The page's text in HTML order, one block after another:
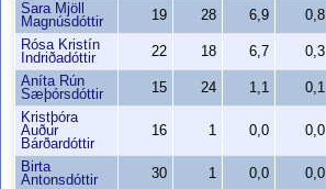
Sara Mjöll
Magnúsdóttir
19 28 6,9 0,8
Rósa Kristín
Indriðadóttir
22 18 6,7 0,3
Aníta Rún
Sæþórsdóttir
15 24 1,1 0,1
Kristþóra
Auður
Bárðardóttir
16 1 0,0 0,0
Birta
Antonsdóttir
30 1 0,0 0,0